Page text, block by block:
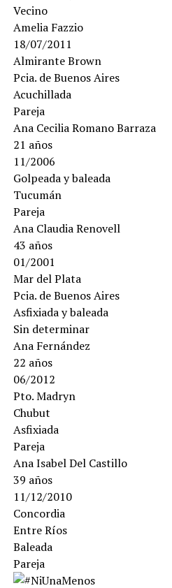
Vecino
Amelia Fazzio
18/07/2011
Almirante Brown
Pcia. de Buenos Aires
Acuchillada
Pareja
Ana Cecilia Romano Barraza
21 años
11/2006
Golpeada y baleada
Tucumán
Pareja
Ana Claudia Renovell
43 años
01/2001
Mar del Plata
Pcia. de Buenos Aires
Asfixiada y baleada
Sin determinar
Ana Fernández
22 años
06/2012
Pto. Madryn
Chubut
Asfixiada
Pareja
Ana Isabel Del Castillo
39 años
11/12/2010
Concordia
Entre Ríos
Baleada
Pareja